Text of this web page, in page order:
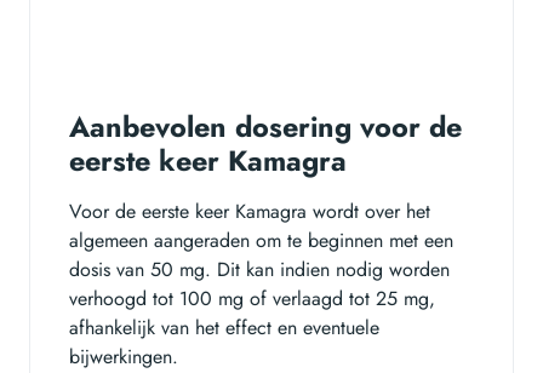
Aanbevolen dosering voor de
eerste keer Kamagra
Voor de eerste keer Kamagra wordt over het
algemeen aangeraden om te beginnen met een
dosis van 50 mg. Dit kan indien nodig worden
verhoogd tot 100 mg of verlaagd tot 25 mg,
afhankelijk van het effect en eventuele
bijwerkingen.